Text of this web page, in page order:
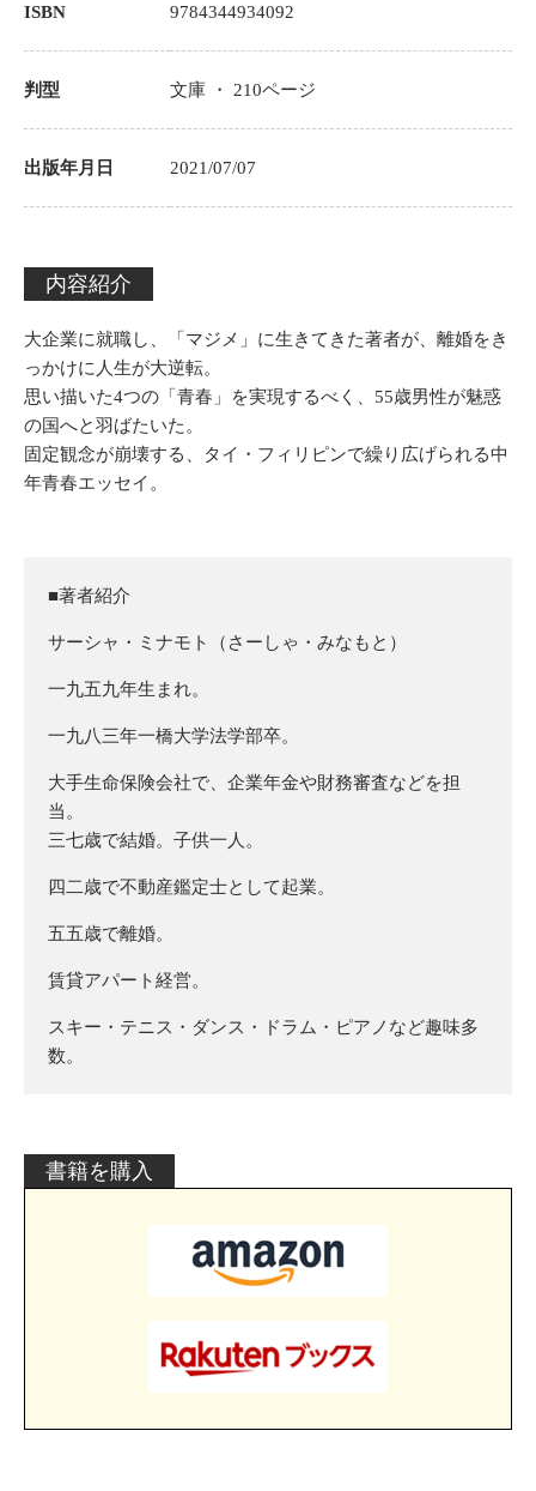
ISBN 9784344934092
判型 文庫 ・ 210ページ
出版年月日 2021/07/07
内容紹介
大企業に就職し、「マジメ」に生きてきた著者が、離婚をき
っかけに人生が大逆転。
思い描いた4つの「青春」を実現するべく、55歳男性が魅惑
の国へと羽ばたいた。
固定観念が崩壊する、タイ・フィリピンで繰り広げられる中
年青春エッセイ。
■著者紹介
サーシャ・ミナモト（さーしゃ・みなもと）
一九五九年生まれ。
一九八三年一橋大学法学部卒。
大手生命保険会社で、企業年金や財務審査などを担
当。
三七歳で結婚。子供一人。
四二歳で不動産鑑定士として起業。
五五歳で離婚。
賃貸アパート経営。
スキー・テニス・ダンス・ドラム・ピアノなど趣味多
数。
書籍を購入